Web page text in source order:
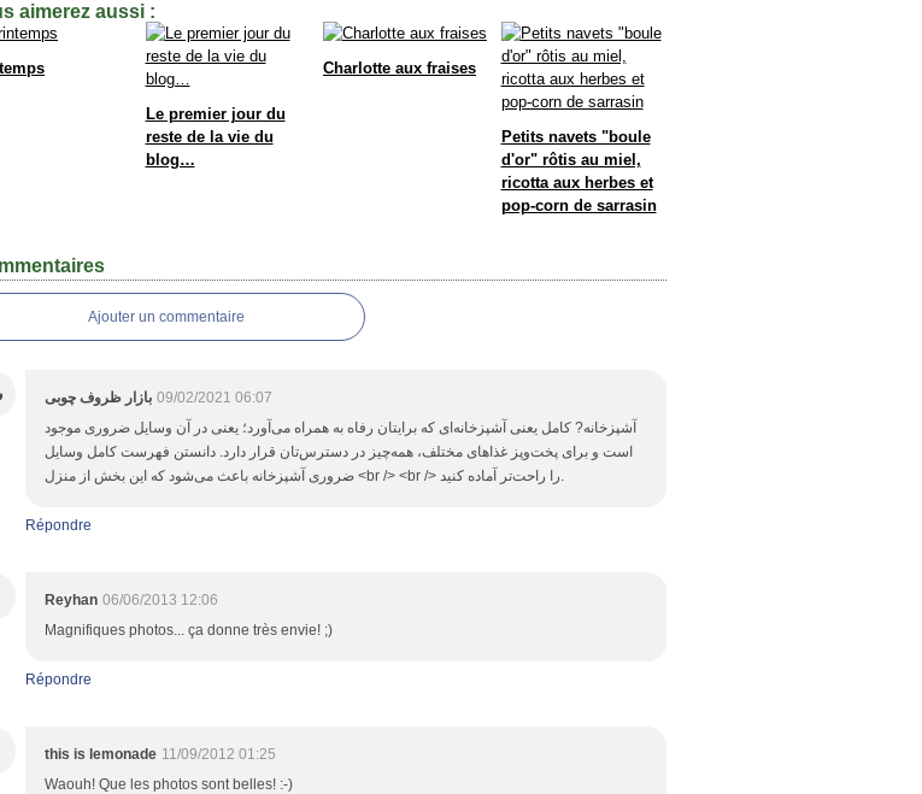
aimerez aussi :
Le premier jour du
reste de la vie du
blog…
Charlotte aux fraises
Petits navets "boule
d'or" rôtis au miel,
ricotta aux herbes et
pop-corn de sarrasin
Ajouter un commentaire
بازار ظروف چوبی 09/02/2021 06:07
آشپزخانه? کامل یعنی آشپزخانه‌ای که برایتان رفاه به همراه می‌آورد؛ یعنی در آن وسایل ضروری موجود
است و برای پخت‌وپز غذاهای مختلف، همه‌چیز در دسترس‌تان قرار دارد. دانستن فهرست کامل وسایل
ضروری آشپزخانه باعث می‌شود که این بخش از منزل <br /> <br /> را راحت‌تر آماده کنید.
Répondre
Reyhan 06/06/2013 12:06
Magnifiques photos... ça donne très envie! ;)
Répondre
this is lemonade 11/09/2012 01:25
Waouh! Que les photos sont belles! :-)